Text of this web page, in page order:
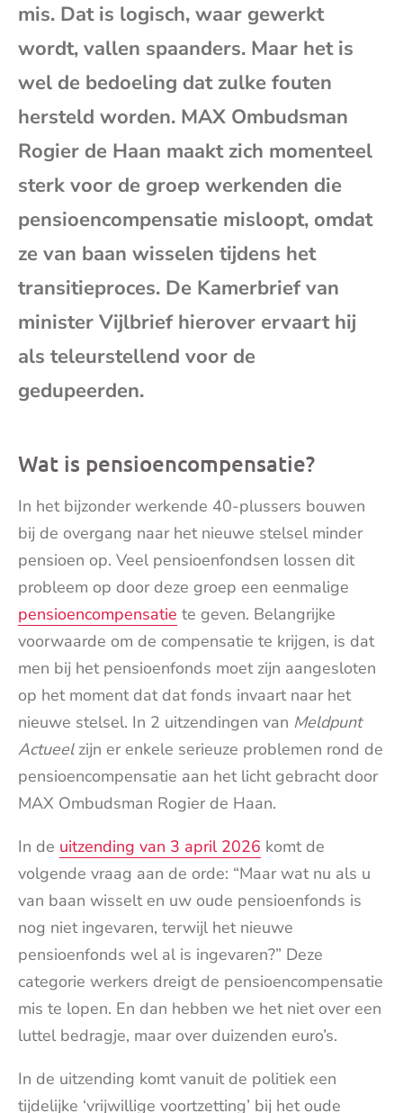
mis. Dat is logisch, waar gewerkt
wordt, vallen spaanders. Maar het is
wel de bedoeling dat zulke fouten
hersteld worden. MAX Ombudsman
Rogier de Haan maakt zich momenteel
sterk voor de groep werkenden die
pensioencompensatie misloopt, omdat
ze van baan wisselen tijdens het
transitieproces. De Kamerbrief van
minister Vijlbrief hierover ervaart hij
als teleurstellend voor de
gedupeerden.
Wat is pensioencompensatie?
In het bijzonder werkende 40-plussers bouwen
bij de overgang naar het nieuwe stelsel minder
pensioen op. Veel pensioenfondsen lossen dit
probleem op door deze groep een eenmalige
pensioencompensatie te geven. Belangrijke
voorwaarde om de compensatie te krijgen, is dat
men bij het pensioenfonds moet zijn aangesloten
op het moment dat dat fonds invaart naar het
nieuwe stelsel. In 2 uitzendingen van Meldpunt
Actueelzijn er enkele serieuze problemen rond de
pensioencompensatie aan het licht gebracht door
MAX Ombudsman Rogier de Haan.
In de uitzending van 3 april 2026 komt de
volgende vraag aan de orde: “Maar wat nu als u
van baan wisselt en uw oude pensioenfonds is
nog niet ingevaren, terwijl het nieuwe
pensioenfonds wel al is ingevaren?” Deze
categorie werkers dreigt de pensioencompensatie
mis te lopen. En dan hebben we het niet over een
luttel bedragje, maar over duizenden euro’s.
In de uitzending komt vanuit de politiek een
tijdelijke ‘vrijwillige voortzetting’ bij het oude